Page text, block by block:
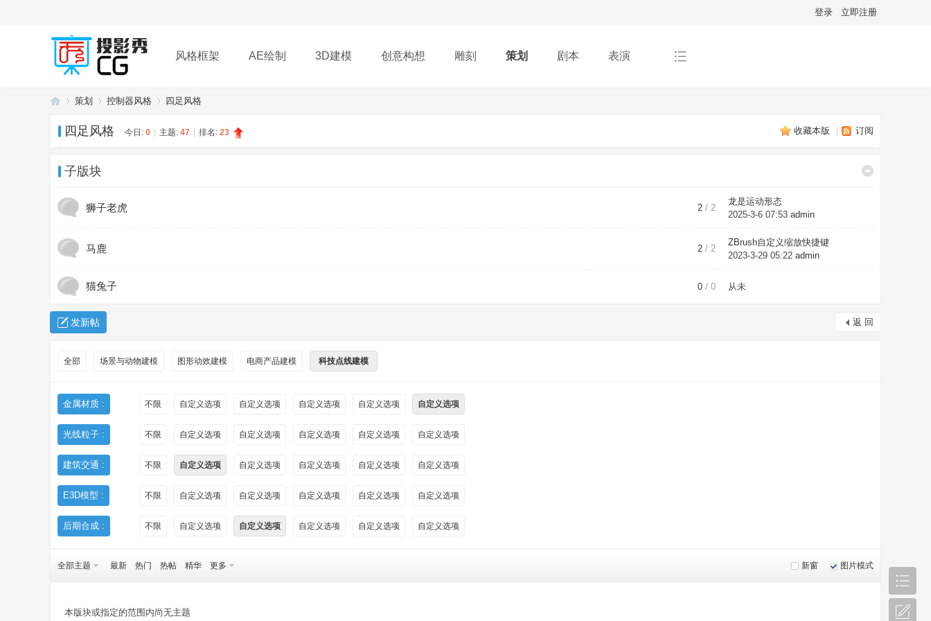
登录 立即注册
风格框架 AE绘制 3D建模 创意构想 雕刻 策划 剧本 表演
插件 帮助 下载
策划 控制器风格 四足风格
收藏本版 订阅
四足风格 今日: 0 主题: 47 排名: 23
子版块
狮子老虎 2 / 2
龙是运动形态
2025-3-6 07:53 admin
马鹿 2 / 2
ZBrush自定义缩放快捷键
2023-3-29 05:22 admin
猫兔子 0 / 0 从未
返 回
发新帖
全部 场景与动物建模 图形动效建模 电商产品建模 科技点线建模
金属材质 : 不限 自定义选项 自定义选项 自定义选项 自定义选项 自定义选项
光线粒子 : 不限 自定义选项 自定义选项 自定义选项 自定义选项 自定义选项
建筑交通 : 不限 自定义选项 自定义选项 自定义选项 自定义选项 自定义选项
E3D模型 : 不限 自定义选项 自定义选项 自定义选项 自定义选项 自定义选项
后期合成 : 不限 自定义选项 自定义选项 自定义选项 自定义选项 自定义选项
新窗
全部主题 最新 热门 热帖 精华 更多 图片模式
本版块或指定的范围内尚无主题